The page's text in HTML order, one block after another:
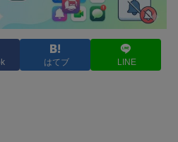
はてブ LINE